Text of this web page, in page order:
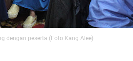
dengan peserta (Foto Kang Alee)